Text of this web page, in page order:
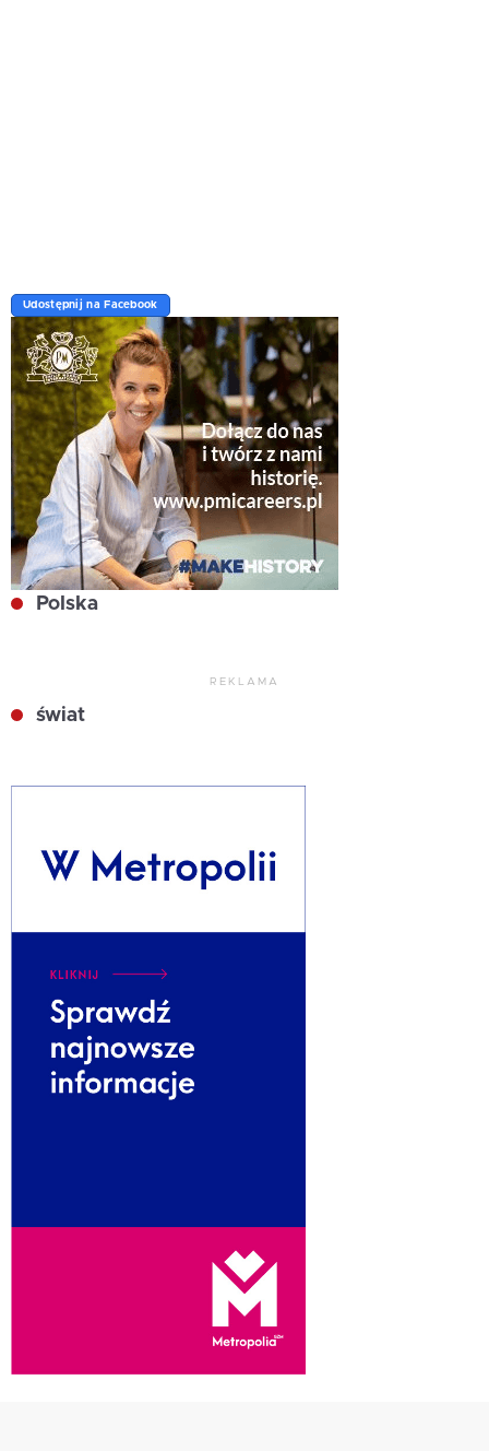
Udostępnij na Facebook
Polska
REKLAMA
świat